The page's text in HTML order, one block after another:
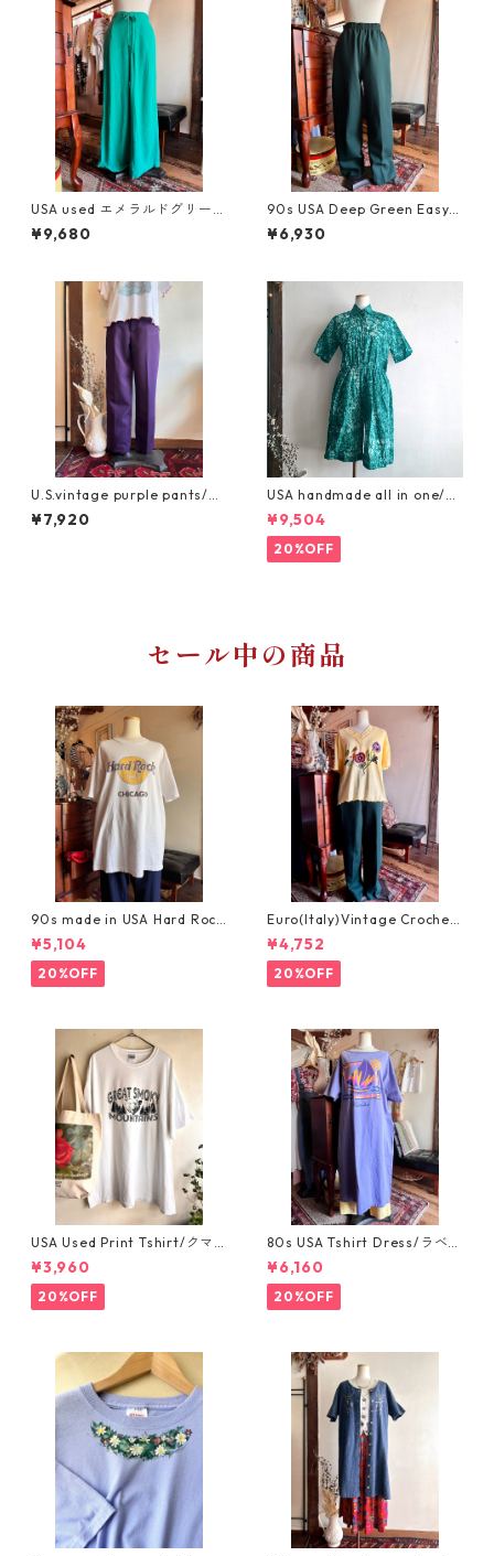
USA used エメラルドグリーン
の美しいシルエットパンツ
¥9,680
90s USA Deep Green Easy P
ants/温かみのある深グリーン
のヴィンテージパンツ
¥6,930
U.S.vintage purple pants/渋
色レトロパープルのヴィンテ
ージパンツ
¥7,920
USA handmade all in one/グ
リーンの絞り染めハーフ丈オ
ールインワン
¥9,504
20%OFF
セール中の商品
90s made in USA Hard Rock
Cafe Chicago XL /アメリカ
製ヴィンテージハードロック
カフェシカゴTシャツ
¥5,104
20%OFF
Euro(Italy)Vintage Crochet
Embroidery Tshirt/イタリア
ヴィンテージ・お花刺繍のデ
ザイン半袖カットソー
¥4,752
20%OFF
USA Used Print Tshirt/クマ
と森林のモノクロプリントビ
ッグサイズTシャツ/GILDANxl
¥3,960
20%OFF
80s USA Tshirt Dress/ラベン
ダーパープルのアメリカ製ス
ーベニアTシャツワンピース
¥6,160
20%OFF